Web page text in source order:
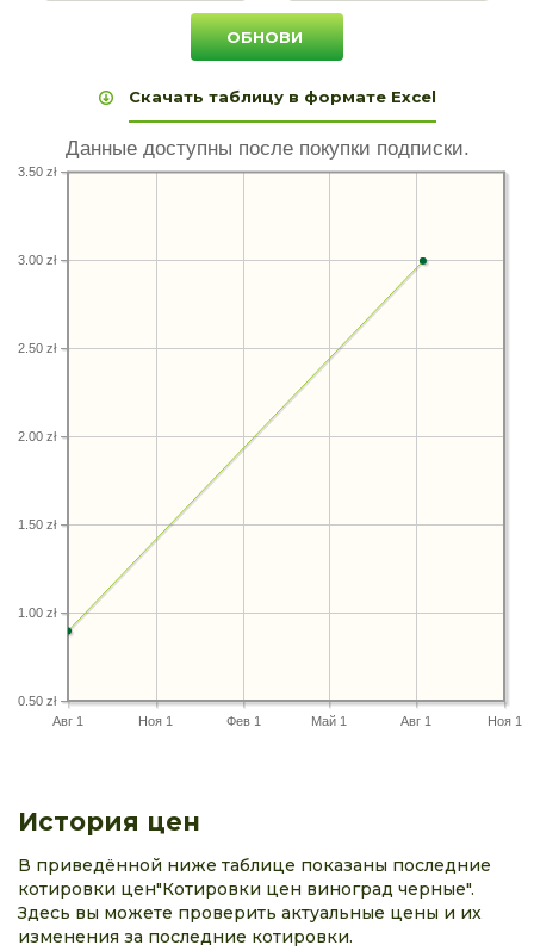
Скачать таблицу в формате Excel
Данные доступны после покупки подписки.
Авг 1 Ноя 1 Фев 1 Май 1 Авг 1 Ноя 1
0.50 zł
1.00 zł
1.50 zł
2.00 zł
2.50 zł
3.00 zł
3.50 zł
История цен
В приведённой ниже таблице показаны последние
котировки цен"Котировки цен виноград черные".
Здесь вы можете проверить актуальные цены и их
изменения за последние котировки.